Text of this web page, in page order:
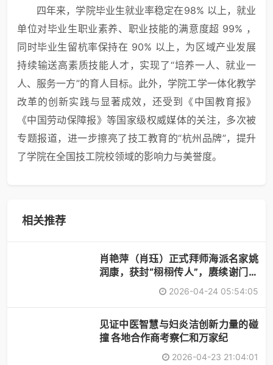
四年来，学院毕业生就业率稳定在98% 以上，就业
单位对毕业生职业素养、职业技能的满意度超 99% ，
同时毕业生留杭率保持在 90% 以上，为区域产业发展
持续输送高素质技能人才，实现了“培养一人、就业一
人、服务一方”的育人目标。此外，学院工学一体化教学
改革的创新实践与显著成效，还受到《中国教育报》
《中国劳动保障报》等国家级权威媒体的关注，多次被
专题报道，进一步擦亮了技工教育的“杭州品牌”，提升
了学院在全国技工院校领域的影响力与美誉度。
相关推荐
肖艳萍（肖珏）正式拜师海派名家姚
润康，获封“栩栩传人”，赓续谢门艺
2026-04-24 05:54:05
见证中医智慧与妇炎洁创新力量的碰
撞 各地合作商考察仁和万家纪
2026-04-23 21:04:01